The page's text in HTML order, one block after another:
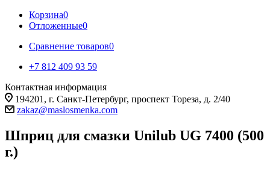
Корзина0
Отложенные0
Сравнение товаров0
+7 812 409 93 59
Контактная информация
194201, г. Санкт-Петербург, проспект Тореза, д. 2/40
zakaz@maslosmenka.com
Шприц для смазки Unilub UG 7400 (500
г.)